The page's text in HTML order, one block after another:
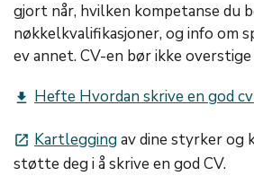
gjort når, hvilken kompetanse du
nøkkelkvalifikasjoner, og info om
ev annet. CV-en bør ikke
get_app Hefte Hvordan skrive en god
launch Kartleggingav dine styrker og
støtte deg i å skrive en god CV.